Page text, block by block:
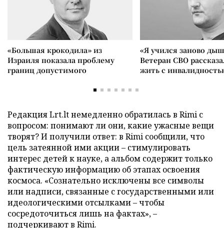
«Большая крокодила» из
Израиля показала проблему
границ допустимого
«Я учился заново
Ветеран СВО
жить с
Редакция Lrt.lt немедленно обратилась в Rimi с
вопросом: понимают ли они, какие ужасные вещи
творят? И получили ответ: в Rimi сообщили, что
цель затеянной ими акции – стимулировать
интерес детей к науке, а альбом содержит только
фактическую информацию об этапах освоения
космоса. «Сознательно исключены все символы
или надписи, связанные с государственными или
идеологическими отсылками – чтобы
сосредоточиться лишь на фактах», –
подчеркивают в Rimi.